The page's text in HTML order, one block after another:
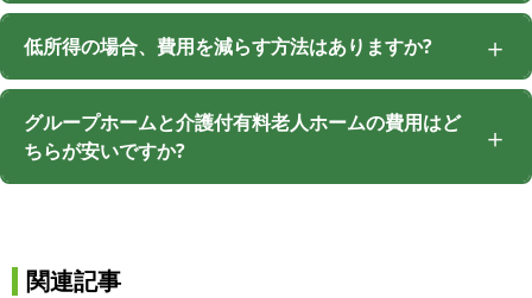
低所得の場合、費用を減らす方法はありますか?
グループホームと介護付有料老人ホームの費用はど
ちらが安いですか?
関連記事